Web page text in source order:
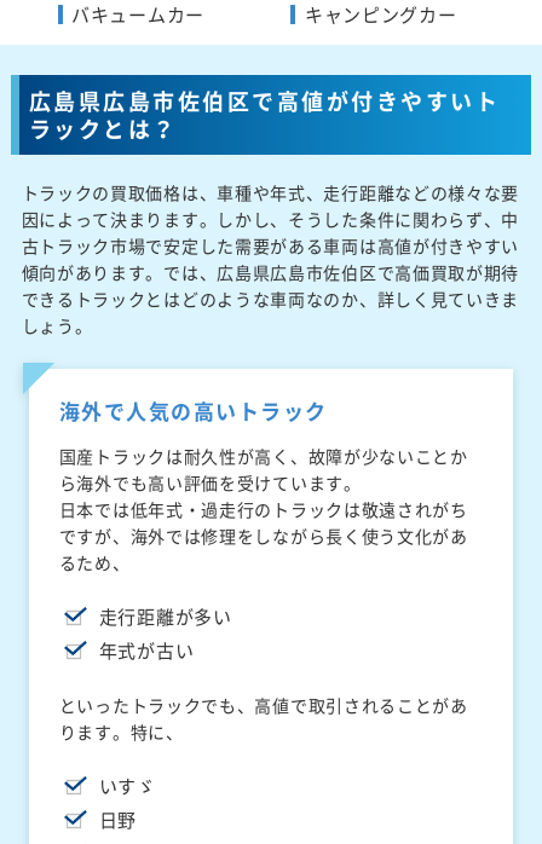
バキュームカー
キャンピングカー
広島県広島市佐伯区で高値が付きやすいト
ラックとは？
トラックの買取価格は、車種や年式、走行距離などの様々な要
因によって決まります。しかし、そうした条件に関わらず、中
古トラック市場で安定した需要がある車両は高値が付きやすい
傾向があります。では、広島県広島市佐伯区で高価買取が期待
できるトラックとはどのような車両なのか、詳しく見ていきま
しょう。
海外で人気の高いトラック
国産トラックは耐久性が高く、故障が少ないことか
ら海外でも高い評価を受けています。
日本では低年式・過走行のトラックは敬遠されがち
ですが、海外では修理をしながら長く使う文化があ
るため、
走行距離が多い
年式が古い
といったトラックでも、高値で取引されることがあ
ります。特に、
いすゞ
日野